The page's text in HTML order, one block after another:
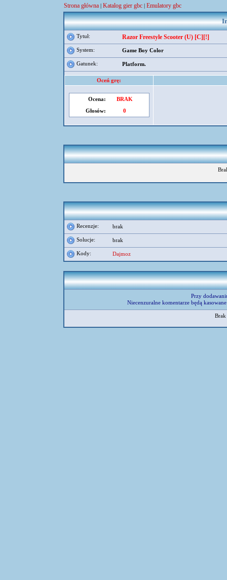
Strona główna | Katalog gier gbc | Emulatory gbc
Tytuł: Razor Freestyle Scooter (U) [C][!]
System: Game Boy Color
Gatunek: Platform.
Oceń grę:
Ocena:
BRAK
Głosów:
0
Recenzje: brak
Solucje: brak
Kody: Dajmoz
Przy
Niecenzuralne komentarze będą